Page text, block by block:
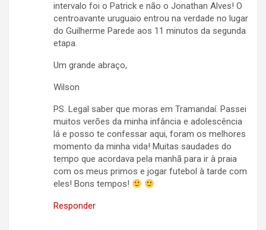
intervalo foi o Patrick e não o Jonathan Alves! O
centroavante uruguaio entrou na verdade no lugar
do Guilherme Parede aos 11 minutos da segunda
etapa.
Um grande abraço,
Wilson
PS. Legal saber que moras em Tramandaí. Passei
muitos verões da minha infância e adolescência
lá e posso te confessar aqui, foram os melhores
momento da minha vida! Muitas saudades do
tempo que acordava pela manhã para ir à praia
com os meus primos e jogar futebol à tarde com
eles! Bons tempos!
Responder